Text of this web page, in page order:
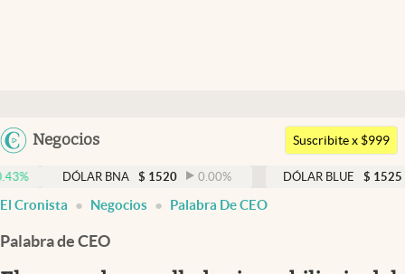
Argentina
Negocios
Members
Economía y Política
Finanzas y Mercados
Mercados Online
Suscribite x $999
DÓLAR BNA $ 1520 0.00% DÓLAR BLUE $ 1525 -0.33
El Cronista Negocios Palabra De CEO
Palabra de CEO